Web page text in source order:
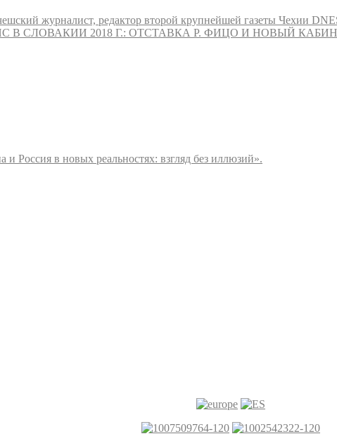
журналист, редактор второй крупнейшей газеты Чехии
В СЛОВАКИИ 2018 Г.: ОТСТАВКА Р. ФИЦО И НОВЫЙ